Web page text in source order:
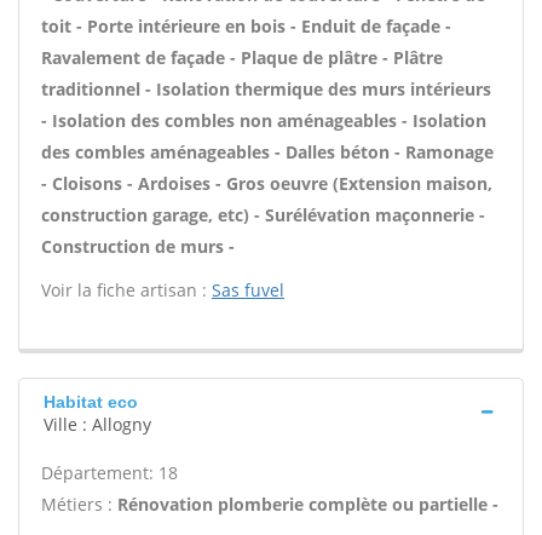
toit - Porte intérieure en bois - Enduit de façade -
Ravalement de façade - Plaque de plâtre - Plâtre
traditionnel - Isolation thermique des murs intérieurs
- Isolation des combles non aménageables - Isolation
des combles aménageables - Dalles béton - Ramonage
- Cloisons - Ardoises - Gros oeuvre (Extension maison,
construction garage, etc) - Surélévation maçonnerie -
Construction de murs -
Voir la fiche artisan : Sas fuvel
Habitat eco
Ville : Allogny
Département: 18
Métiers : Rénovation plomberie complète ou partielle -